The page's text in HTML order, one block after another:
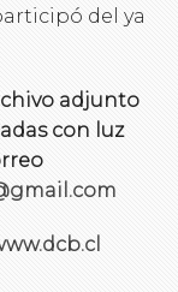
del ya
adjunto
con luz